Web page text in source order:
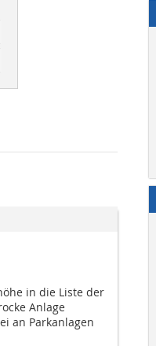
in die Liste der
Anlage
an Parkanlagen